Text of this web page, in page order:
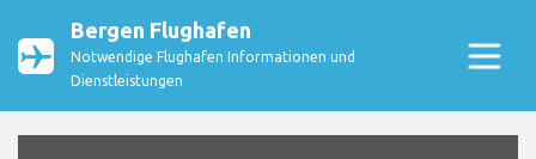
Bergen Flughafen
Notwendige Flughafen Informationen und
Dienstleistungen